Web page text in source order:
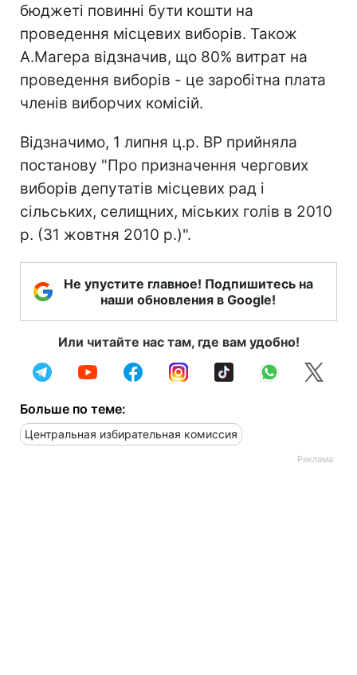
бюджеті повинні бути кошти на
проведення місцевих виборів. Також
А.Магера відзначив, що 80% витрат на
проведення виборів - це заробітна плата
членів виборчих комісій.
Відзначимо, 1 липня ц.р. ВР прийняла
постанову "Про призначення чергових
виборів депутатів місцевих рад і
сільських, селищних, міських голів в 2010
р. (31 жовтня 2010 р.)".
Не упустите главное! Подпишитесь на
наши обновления в Google!
Или читайте нас там, где вам удобно!
Больше по теме:
Центральная избирательная комиссия